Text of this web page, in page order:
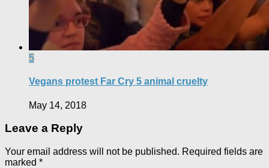
5
Vegans protest Far Cry 5 animal cruelty
May 14, 2018
Leave a Reply
Your email address will not be published. Required fields are
marked *